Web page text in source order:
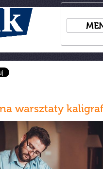
warsztaty